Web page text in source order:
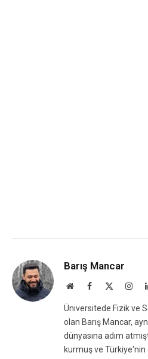
Barış Mancar
WebsiteFacebook
Üniversitede Fizik ve
olan Barış Mancar,
dünyasına adım
kurmuş ve